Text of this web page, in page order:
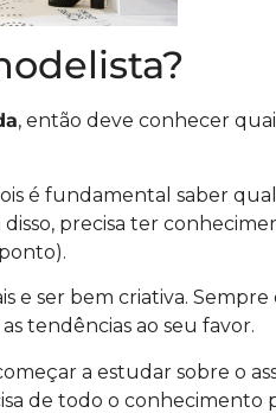
, então deve conhecer
é fundamental saber
precisa ter
e ser bem criativa. Sempre
tendências ao seu favor.
a estudar sobre o
de todo o conhecimento